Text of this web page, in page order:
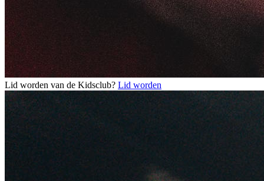
Lid worden van de Kidsclub? Lid worden